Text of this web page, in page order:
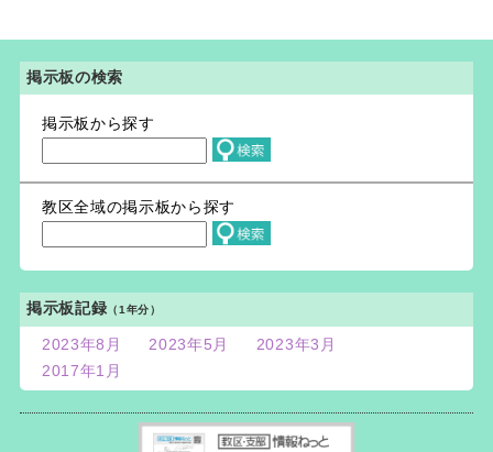
掲示板の検索
掲示板から探す
教区全域の掲示板から探す
掲示板記録 （1年分）
2023年8月 2023年5月
2023年3月
2017年1月